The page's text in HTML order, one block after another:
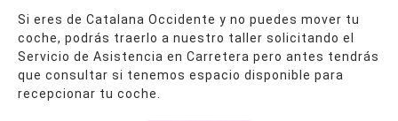
Si eres de Catalana Occidente y no puedes mover tu
coche, podrás traerlo a nuestro taller solicitando el
Servicio de Asistencia en Carretera pero antes tendrás
que consultar si tenemos espacio disponible para
recepcionar tu coche.